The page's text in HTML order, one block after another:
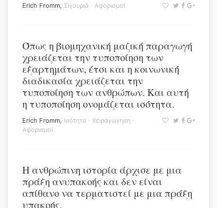
Erich Fromm, Σιγουριά · Αφορισμοί
Όπως η βιομηχανική μαζική παραγωγή
χρειάζεται την τυποποίηση των
εξαρτημάτων, έτσι και η κοινωνική
διαδικασία χρειάζεται την
τυποποίηση των ανθρώπων. Και αυτή
η τυποποίηση ονομάζεται ισότητα.
Erich Fromm, Ισότητα · Χειραγώγηση ·
Αφορισμοί
Η ανθρώπινη ιστορία άρχισε με μια
πράξη ανυπακοής και δεν είναι
απίθανο να τερματιστεί με μια πράξη
υπακοής.